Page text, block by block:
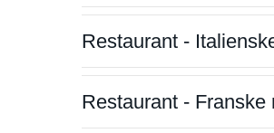
Restaurant -
Restaurant -